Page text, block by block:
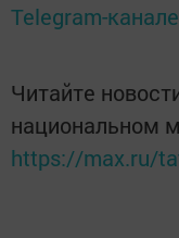
Telegram-канале
Читайте
национальном
https://max.ru/